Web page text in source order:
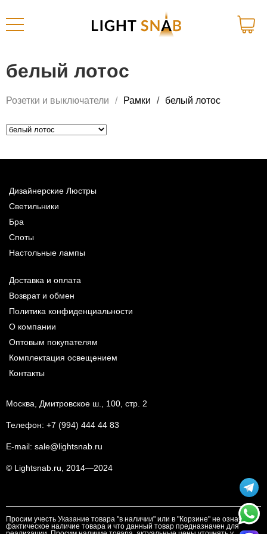
белый лотос
Розетки и выключатели Рамки белый лотос
Дизайнерские Люстры
Светильники
Бра
Споты
Настольные лампы
Доставка и оплата
Возврат и обмен
Политика конфиденциальности
О компании
Оптовым покупателям
Комплектация освещением
Контакты
Москва, Дмитровское ш., 100, стр. 2
Телефон: +7 (994) 444 44 83
E-mail: sale@lightsnab.ru
© Lightsnab.ru, 2014—2024
Просим учесть Указание товара "в наличии" или в "Корзине" не означает
фактическое наличие товара и что данный товар предназначен для